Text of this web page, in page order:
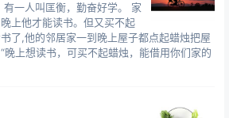
一人叫匡衡，勤奋好学。 家
上他才能读书。但又买不起
了,他的邻居家一到晚上屋子都点起蜡烛把屋
晚上想读书，可买不起蜡烛，能借用你们家的